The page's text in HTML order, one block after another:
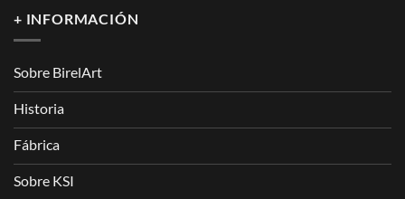
+ INFORMACIÓN
Sobre BirelArt
Historia
Fábrica
Sobre KSI